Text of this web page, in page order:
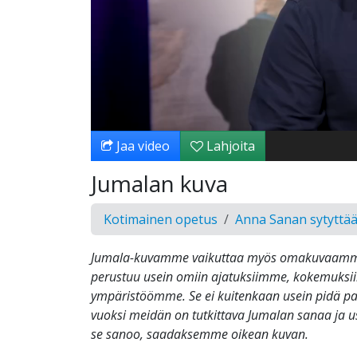
Jaa video Lahjoita
Jumalan kuva
Kotimainen opetus Anna Sanan sytyttää
Jumala-kuvamme vaikuttaa myös
perustuu usein omiin ajatuksiimme,
ympäristöömme. Se ei kuitenkaan usein pidä
vuoksi meidän on tutkittava Jumalan sanaa ja
se sanoo, saadaksemme oikean kuvan.